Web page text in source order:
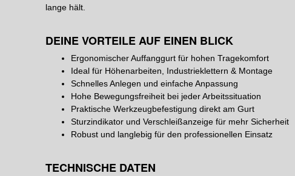
lange hält.
DEINE VORTEILE AUF EINEN BLICK
Ergonomischer Auffanggurt für hohen Tragekomfort
Ideal für Höhenarbeiten, Industrieklettern & Montage
Schnelles Anlegen und einfache Anpassung
Hohe Bewegungsfreiheit bei jeder Arbeitssituation
Praktische Werkzeugbefestigung direkt am Gurt
Sturzindikator und Verschleißanzeige für mehr Sicherheit
Robust und langlebig für den professionellen Einsatz
TECHNISCHE DATEN